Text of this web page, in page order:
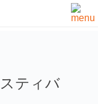
ティバ